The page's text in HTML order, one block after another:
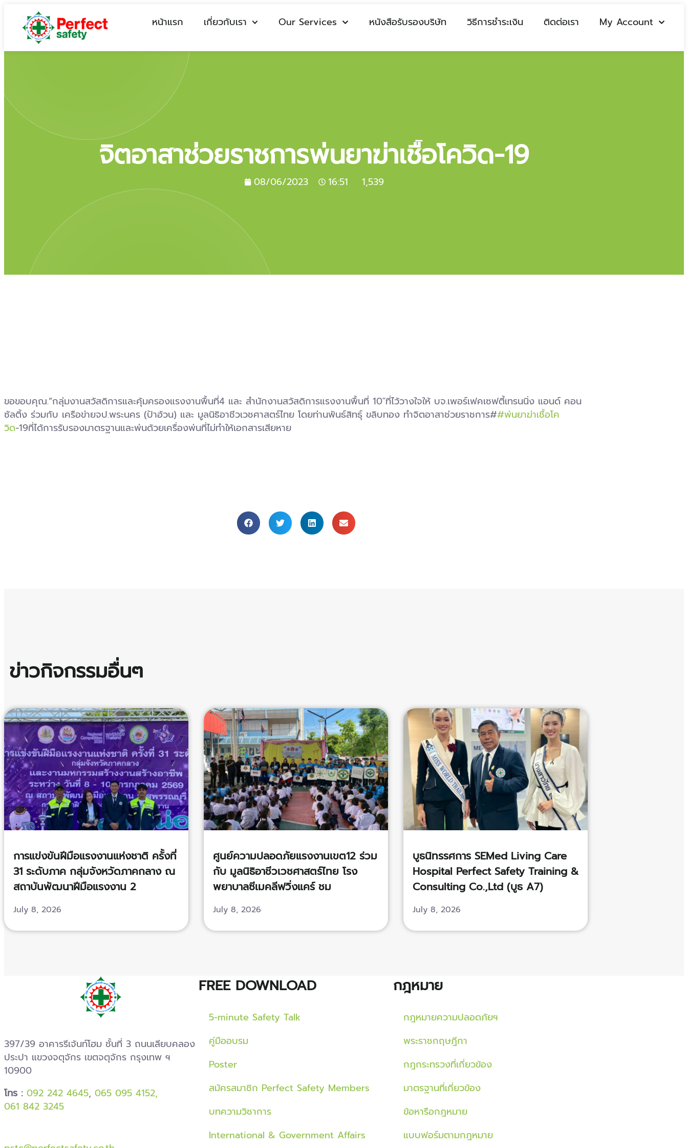
หน้าแรก เกี่ยวกับเรา Our Services หนังสือรับรองบริษัท วิธีการชำระเงิน ติดต่อเรา My Account
จิตอาสาช่วยราชการพ่นยาฆ่าเชื้อโควิด-19
08/06/2023 16:51 1,539
ขอขอบคุณ.”กลุ่มงานสวัสดิการและคุ้มครองแรงงานพื้นที่4 และ สำนักงานสวัสดิการแรงงานพื้นที่ 10″ที่ไว้วางใจให้ บจ.เพอร์เฟคเซฟตี้เทรนนิ่ง แอนด์ คอน
ซัลติ้ง ร่วมกับ เครือข่ายจป.พระนคร (ป้าอ้วน) และ มูลนิธิอาชีวเวชศาสตร์ไทย โดยท่านพันธ์สิทธุ์ ขลิบทอง ทำจิตอาสาช่วยราชการ##พ่นยาฆ่าเชื้อโค
วิด-19ที่ได้การรับรองมาตรฐานและพ่นด้วยเครื่องพ่นที่ไม่ทำให้เอกสารเสียหาย
ข่าวกิจกรรมอื่นๆ
การแข่งขันฝีมือแรงงานแห่งชาติ ครั้งที่
31 ระดับภาค กลุ่มจังหวัดภาคกลาง ณ
สถาบันพัฒนาฝีมือแรงงาน 2
สุพรรณบุรี
July 8, 2026
ศูนย์ความปลอดภัยแรงงานเขต12 ร่วม
กับ มูลนิธิอาชีวเวชศาสตร์ไทย โรง
พยาบาลซีเมคลีฟวิ่งแคร์ ชม
รมจป.พระนคร
July 8, 2026
บูธนิทรรศการ SEMed Living Care
Hospital Perfect Safety Training &
Consulting Co.,Ltd (บูธ A7)
July 8, 2026
397/39 อาคารรีเจ้นท์โฮม ชั้นที่ 3 ถนนเลียบคลอง
ประปา แขวงจตุจักร เขตจตุจักร กรุงเทพ ฯ
10900
โทร : 092 242 4645, 065 095 4152,
061 842 3245
FREE DOWNLOAD
5-minute Safety Talk
คู่มืออบรม
Poster
สมัครสมาชิก Perfect Safety Members
บทความวิชาการ
International & Government Affairs
กฎหมาย
กฎหมายความปลอดภัยฯ
พระราชกฤษฎีกา
กฎกระทรวงที่เกี่ยวข้อง
มาตรฐานที่เกี่ยวข้อง
ข้อหารือกฎหมาย
แบบฟอร์มตามกฎหมาย